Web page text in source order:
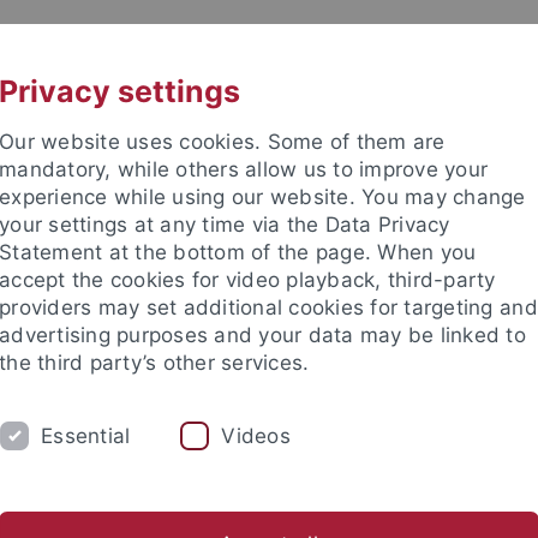
Rohstoffe
ARBEITSGRUPPE
Privacy settings
Our website uses cookies. Some of them are
mandatory, while others allow us to improve your
experience while using our website. You may change
your settings at any time via the Data Privacy
Statement at the bottom of the page. When you
accept the cookies for video playback, third-party
providers may set additional cookies for targeting and
advertising purposes and your data may be linked to
the third party’s other services.
Essential Videos